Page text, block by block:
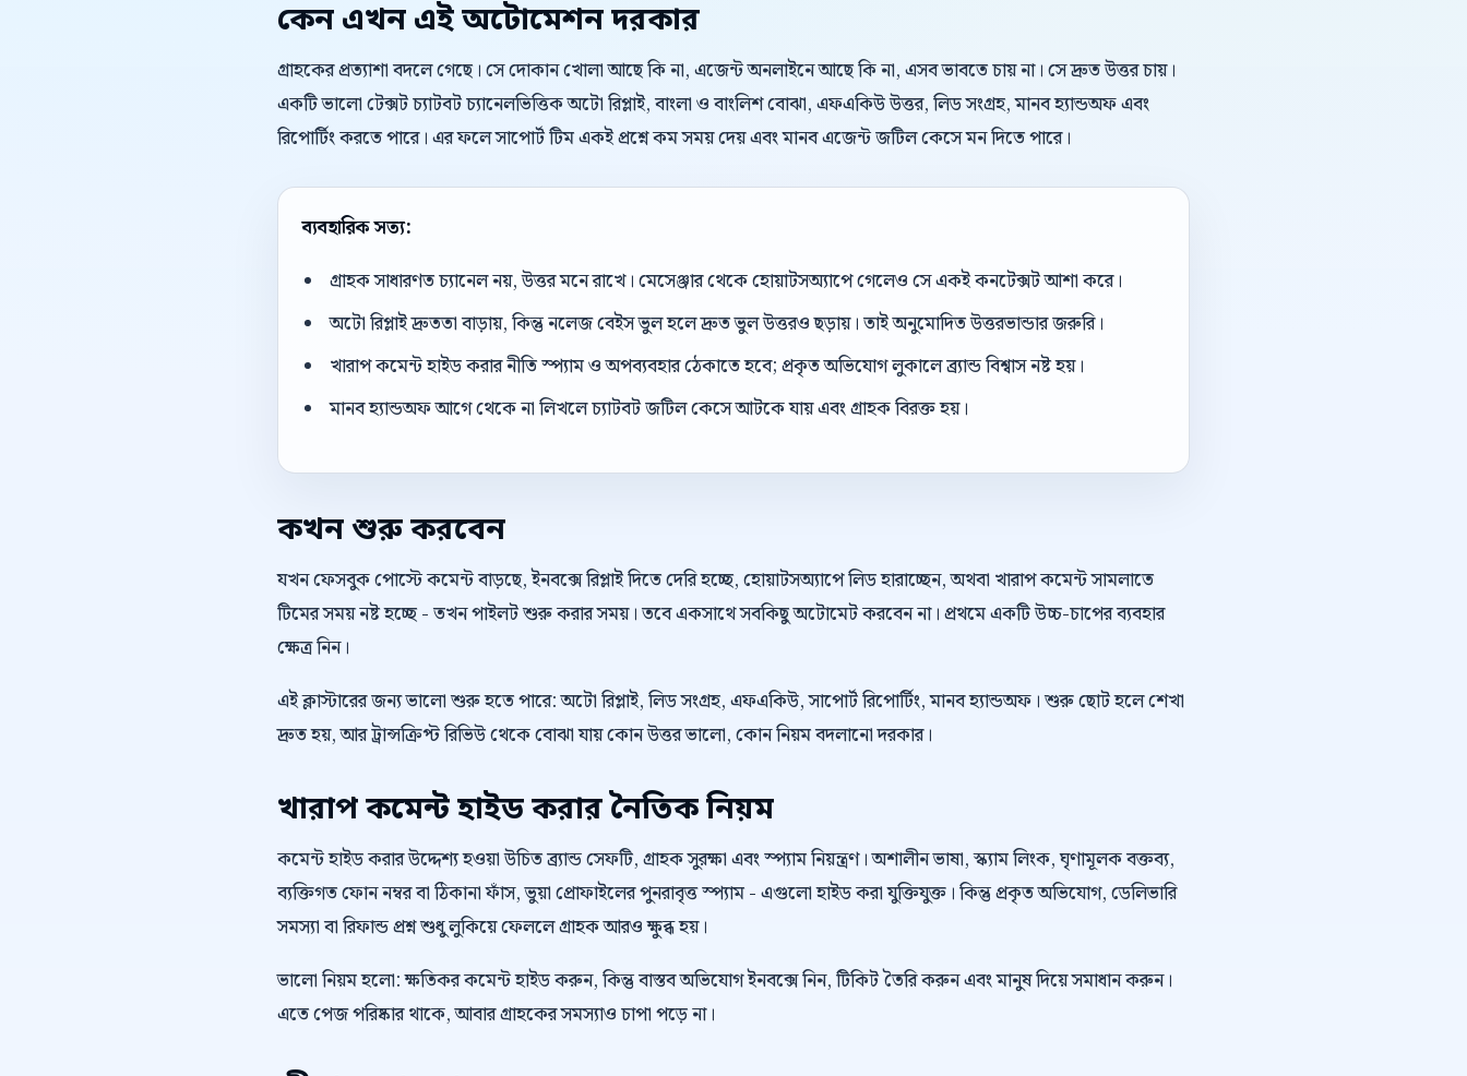
কেন এখন এই অটোমেশন দরকার
গ্রাহকের প্রত্যাশা বদলে গেছে। সে দোকান খোলা আছে কি না, এজেন্ট অনলাইনে আছে কি না, এসব ভাবতে চায় না। সে দ্রুত উত্তর চায়।
একটি ভালো টেক্সট চ্যাটবট চ্যানেলভিত্তিক অটো রিপ্লাই, বাংলা ও বাংলিশ বোঝা, এফএকিউ উত্তর, লিড সংগ্রহ, মানব হ্যান্ডঅফ এবং
রিপোর্টিং করতে পারে। এর ফলে সাপোর্ট টিম একই প্রশ্নে কম সময় দেয় এবং মানব এজেন্ট জটিল কেসে মন দিতে পারে।
ব্যবহারিক সত্য:
গ্রাহক সাধারণত চ্যানেল নয়, উত্তর মনে রাখে। মেসেঞ্জার থেকে হোয়াটসঅ্যাপে গেলেও সে একই কনটেক্সট আশা করে।
অটো রিপ্লাই দ্রুততা বাড়ায়, কিন্তু নলেজ বেইস ভুল হলে দ্রুত ভুল উত্তরও ছড়ায়। তাই অনুমোদিত উত্তরভান্ডার জরুরি।
খারাপ কমেন্ট হাইড করার নীতি স্প্যাম ও অপব্যবহার ঠেকাতে হবে; প্রকৃত অভিযোগ লুকালে ব্র্যান্ড বিশ্বাস নষ্ট হয়।
মানব হ্যান্ডঅফ আগে থেকে না লিখলে চ্যাটবট জটিল কেসে আটকে যায় এবং গ্রাহক বিরক্ত হয়।
কখন শুরু করবেন
যখন ফেসবুক পোস্টে কমেন্ট বাড়ছে, ইনবক্সে রিপ্লাই দিতে দেরি হচ্ছে, হোয়াটসঅ্যাপে লিড হারাচ্ছেন, অথবা খারাপ কমেন্ট সামলাতে
টিমের সময় নষ্ট হচ্ছে - তখন পাইলট শুরু করার সময়। তবে একসাথে সবকিছু অটোমেট করবেন না। প্রথমে একটি উচ্চ-চাপের ব্যবহার
ক্ষেত্র নিন।
এই ক্লাস্টারের জন্য ভালো শুরু হতে পারে: অটো রিপ্লাই, লিড সংগ্রহ, এফএকিউ, সাপোর্ট রিপোর্টিং, মানব হ্যান্ডঅফ। শুরু ছোট হলে শেখা
দ্রুত হয়, আর ট্রান্সক্রিপ্ট রিভিউ থেকে বোঝা যায় কোন উত্তর ভালো, কোন নিয়ম বদলানো দরকার।
খারাপ কমেন্ট হাইড করার নৈতিক নিয়ম
কমেন্ট হাইড করার উদ্দেশ্য হওয়া উচিত ব্র্যান্ড সেফটি, গ্রাহক সুরক্ষা এবং স্প্যাম নিয়ন্ত্রণ। অশালীন ভাষা, স্ক্যাম লিংক, ঘৃণামূলক বক্তব্য,
ব্যক্তিগত ফোন নম্বর বা ঠিকানা ফাঁস, ভুয়া প্রোফাইলের পুনরাবৃত্ত স্প্যাম - এগুলো হাইড করা যুক্তিযুক্ত। কিন্তু প্রকৃত অভিযোগ, ডেলিভারি
সমস্যা বা রিফান্ড প্রশ্ন শুধু লুকিয়ে ফেললে গ্রাহক আরও ক্ষুব্ধ হয়।
ভালো নিয়ম হলো: ক্ষতিকর কমেন্ট হাইড করুন, কিন্তু বাস্তব অভিযোগ ইনবক্সে নিন, টিকিট তৈরি করুন এবং মানুষ দিয়ে সমাধান করুন।
এতে পেজ পরিষ্কার থাকে, আবার গ্রাহকের সমস্যাও চাপা পড়ে না।